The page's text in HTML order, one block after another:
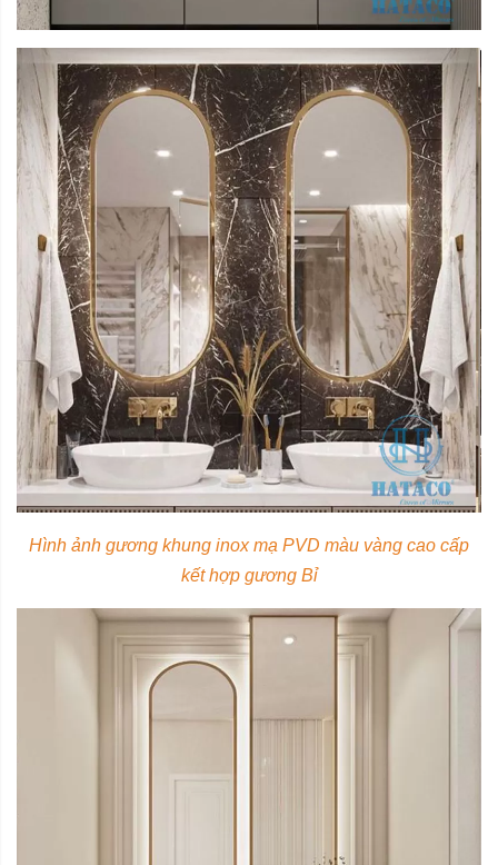
Hình ảnh gương khung inox mạ PVD màu vàng cao cấp
kết hợp gương Bỉ